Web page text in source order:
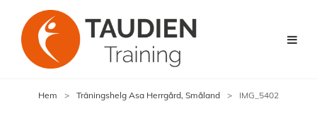
Hem > Träningshelg Asa Herrgård, Småland > IMG_5402